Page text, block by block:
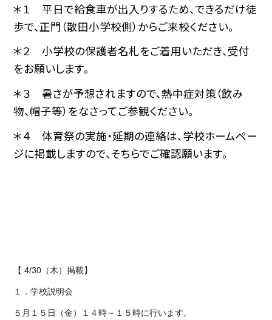
＊１ 平日で給食車が出入りするため、できるだけ徒
歩で、正門（散田小学校側）からご来校ください。
＊２ 小学校の保護者名札をご着用いただき、受付
をお願いします。
＊３ 暑さが予想されますので、熱中症対策（飲み
物、帽子等）をなさってご参観ください。
＊４ 体育祭の実施・延期の連絡は、学校ホームペー
ジに掲載しますので、そちらでご確認願います。
【 4/30（木）掲載】
１．学校説明会
５月１５日（金）１４時～１５時に行います。